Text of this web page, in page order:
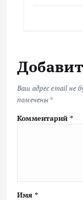
Ваш адрес email не
помечены *
Комментарий *
Имя *